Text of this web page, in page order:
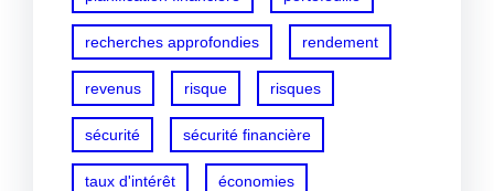
recherches approfondies rendement
revenus risque risques
sécurité sécurité financière
taux d'intérêt économies